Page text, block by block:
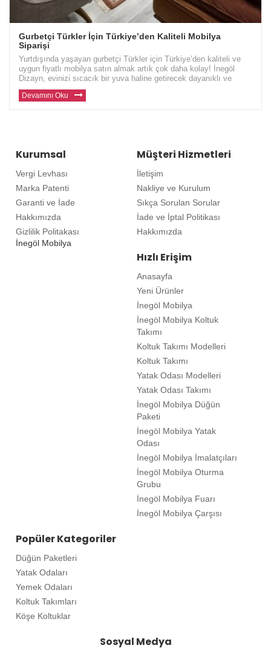
Gurbetçi Türkler İçin Türkiye’den Kaliteli Mobilya
Siparişi
Yurtdışında yaşayan gurbetçi Türkler için Türkiye’den kaliteli ve
uygun fiyatlı mobilya satın almak artık çok daha kolay! İnegöl
Dizayn, evinizi sıcacık bir yuva haline getirecek dayanıklı ve
modern mobilyalar sunuyor. Avrupa ve diğer ülkelerde yaşayan gu
Devamını Oku
Kurumsal
Vergi Levhası
Marka Patenti
Garanti ve İade
Hakkımızda
Gizlilik Politakası
İnegöl Mobilya
Müşteri Hizmetleri
İletişim
Nakliye ve Kurulum
Sıkça Sorulan Sorular
İade ve İptal Politikası
Hakkımızda
Hızlı Erişim
Anasayfa
Yeni Ürünler
İnegöl Mobilya
İnegöl Mobilya Koltuk
Takımı
Koltuk Takımı Modelleri
Koltuk Takımı
Yatak Odası Modelleri
Yatak Odası Takımı
İnegöl Mobilya Düğün
Paketi
İnegöl Mobilya Yatak
Odası
İnegöl Mobilya İmalatçıları
İnegöl Mobilya Oturma
Grubu
İnegöl Mobilya Fuarı
İnegöl Mobilya Çarşısı
Popüler Kategoriler
Düğün Paketleri
Yatak Odaları
Yemek Odaları
Koltuk Takımları
Köşe Koltuklar
Sosyal Medya